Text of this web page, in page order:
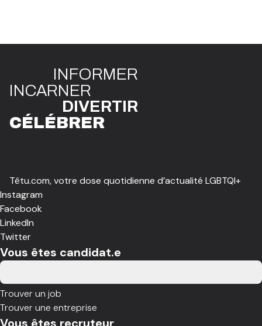
INFORMER
INCARNER
DIVERTIR
CÉLÉBRER
Têtu.com, votre dose quotidienne d’actualité LGBTQI+
Instagram
Facebook
LinkedIn
Twitter
Vous êtes candidat.e
Trouver un job
Trouver une entreprise